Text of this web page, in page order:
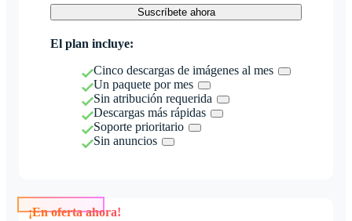
Suscríbete ahora
El plan incluye:
Cinco descargas de imágenes al mes
Un paquete por mes
Sin atribución requerida
Descargas más rápidas
Soporte prioritario
Sin anuncios